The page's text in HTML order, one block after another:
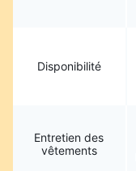
Disponibilité
Entretien des
vêtements